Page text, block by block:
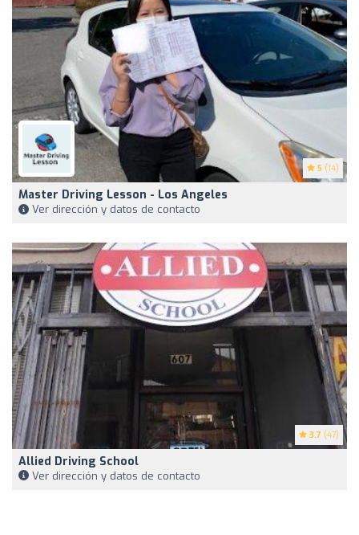
5 (14)
Master Driving Lesson - Los Angeles
Ver dirección y datos de contacto
3.7 (47)
Allied Driving School
Ver dirección y datos de contacto